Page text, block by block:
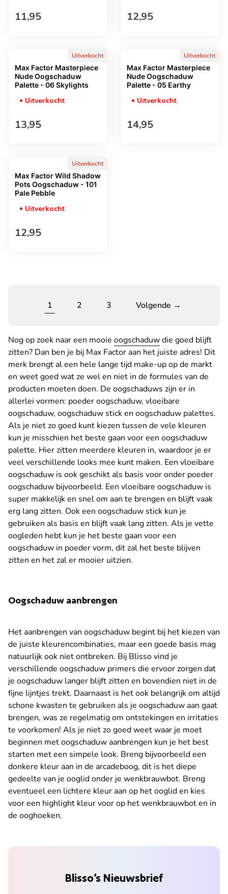
Normale prijs
11,95 Normale prijs
12,95
Uitverkocht
Max Factor Masterpiece
Nude Oogschaduw
Palette - 06 Skylights
Uitverkocht
Normale prijs
13,95
Uitverkocht
Max Factor Masterpiece
Nude Oogschaduw
Palette - 05 Earthy
Uitverkocht
Normale prijs
14,95
Uitverkocht
Max Factor Wild Shadow
Pots Oogschaduw - 101
Pale Pebble
Uitverkocht
Normale prijs
12,95
1 2 3 Volgende →
Nog op zoek naar een mooie oogschaduwdie goed blijft
zitten? Dan ben je bij Max Factor aan het juiste adres! Dit
merk brengt al een hele lange tijd make-up op de markt
en weet goed wat ze wel en niet in de formules van de
producten moeten doen. De oogschaduws zijn er in
allerlei vormen: poeder oogschaduw, vloeibare
oogschaduw, oogschaduw stick en oogschaduw palettes.
Als je niet zo goed kunt kiezen tussen de vele kleuren
kun je misschien het beste gaan voor een oogschaduw
palette. Hier zitten meerdere kleuren in, waardoor je er
veel verschillende looks mee kunt maken. Een vloeibare
oogschaduw is ook geschikt als basis voor onder poeder
oogschaduw bijvoorbeeld. Een vloeibare oogschaduw is
super makkelijk en snel om aan te brengen en blijft vaak
erg lang zitten. Ook een oogschaduw stick kun je
gebruiken als basis en blijft vaak lang zitten. Als je vette
oogleden hebt kun je het beste gaan voor een
oogschaduw in poeder vorm, dit zal het beste blijven
zitten en het zal er mooier uitzien.
Oogschaduw aanbrengen
Het aanbrengen van oogschaduw begint bij het kiezen van
de juiste kleurencombinaties, maar een goede basis mag
natuurlijk ook niet ontbreken. Bij Blisso vind je
verschillende oogschaduw primers die ervoor zorgen dat
je oogschaduw langer blijft zitten en bovendien niet in de
fijne lijntjes trekt. Daarnaast is het ook belangrijk om altijd
schone kwasten te gebruiken als je oogschaduw aan gaat
brengen, was ze regelmatig om ontstekingen en irritaties
te voorkomen! Als je niet zo goed weet waar je moet
beginnen met oogschaduw aanbrengen kun je het best
starten met een simpele look. Breng bijvoorbeeld een
donkere kleur aan in de arcadeboog, dit is het diepe
gedeelte van je ooglid onder je wenkbrauwbot. Breng
eventueel een lichtere kleur aan op het ooglid en kies
voor een highlight kleur voor op het wenkbrauwbot en in
de ooghoeken.
Blisso’s Nieuwsbrief